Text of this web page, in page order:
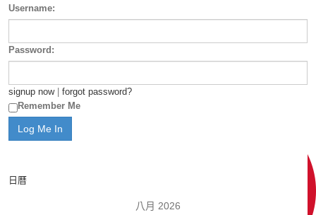
Username:
Password:
signup now| forgot password?
Remember Me
日曆
八月 2026